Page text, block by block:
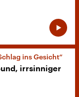
ins Gesicht“
irrsinniger